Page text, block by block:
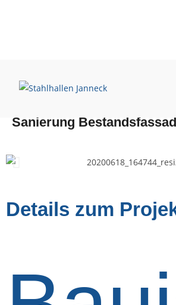
Feuerverzinkung Osnabrück
KG
Sanierung
Details zum